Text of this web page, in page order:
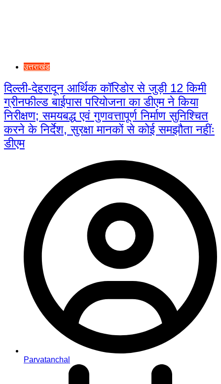
उत्तराखंड
दिल्ली-देहरादून आर्थिक कॉरिडोर से जुड़ी 12 किमी
ग्रीनफील्ड बाईपास परियोजना का डीएम ने किया
निरीक्षण; समयबद्ध एवं गुणवत्तापूर्ण निर्माण सुनिश्चित
करने के निर्देश, सुरक्षा मानकों से कोई समझौता नहींः
डीएम
Parvatanchal